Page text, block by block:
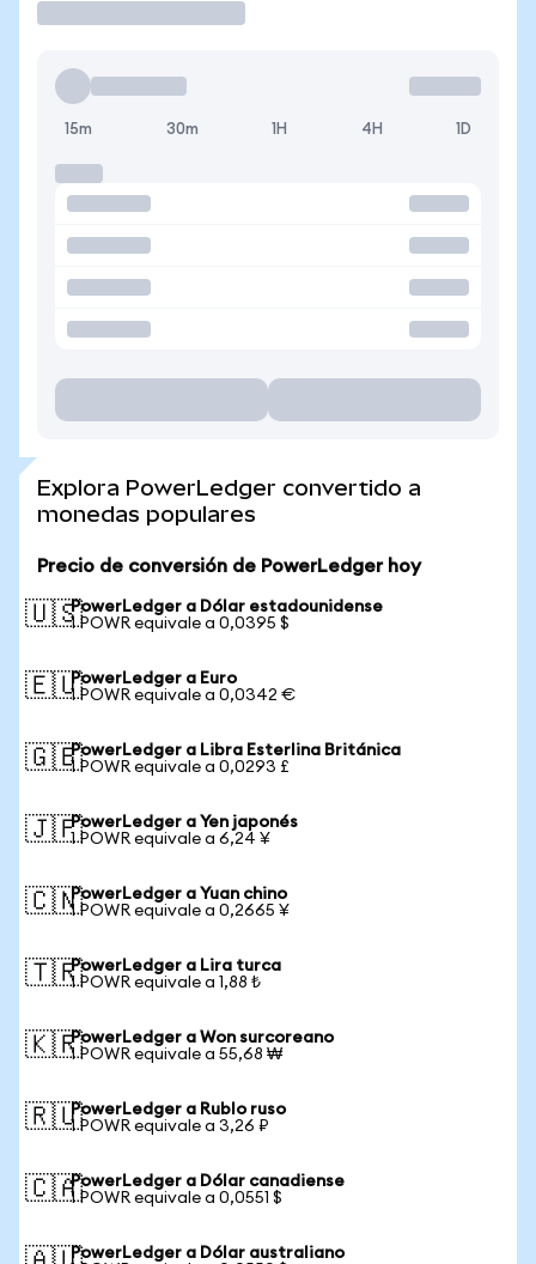
15m 30m 1H 4H 1D
Explora PowerLedger convertido a
monedas populares
Precio de conversión de PowerLedger hoy
🇺🇸PowerLedger a Dólar estadounidense
1 POWR equivale a 0,0395 $
🇪🇺PowerLedger a Euro
1 POWR equivale a 0,0342 €
🇬🇧PowerLedger a Libra Esterlina Británica
1 POWR equivale a 0,0293 £
🇯🇵PowerLedger a Yen japonés
1 POWR equivale a 6,24 ¥
🇨🇳PowerLedger a Yuan chino
1 POWR equivale a 0,2665 ¥
🇹🇷PowerLedger a Lira turca
1 POWR equivale a 1,88 ₺
🇰🇷PowerLedger a Won surcoreano
1 POWR equivale a 55,68 ₩
🇷🇺PowerLedger a Rublo ruso
1 POWR equivale a 3,26 ₽
🇨🇦PowerLedger a Dólar canadiense
1 POWR equivale a 0,0551 $
PowerLedger a Dólar australiano